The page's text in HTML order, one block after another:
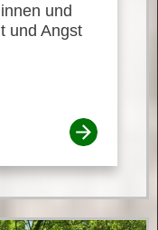
und
und Angst